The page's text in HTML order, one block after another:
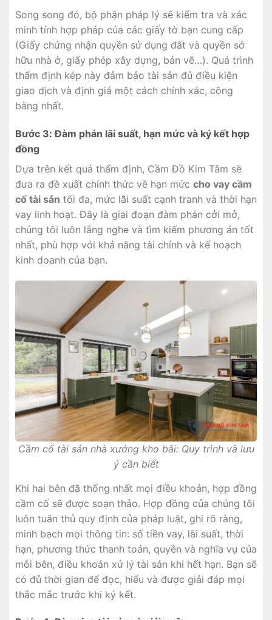
Song song đó, bộ phận pháp lý sẽ kiểm tra và xác
minh tính hợp pháp của các giấy tờ bạn cung cấp
(Giấy chứng nhận quyền sử dụng đất và quyền sở
hữu nhà ở, giấy phép xây dựng, bản vẽ…). Quá trình
thẩm định kép này đảm bảo tài sản đủ điều kiện
giao dịch và định giá một cách chính xác, công
bằng nhất.
Bước 3: Đàm phán lãi suất, hạn mức và ký kết hợp
đồng
Dựa trên kết quả thẩm định, Cầm Đồ Kim Tâm sẽ
đưa ra đề xuất chính thức về hạn mức cho vay cầm
cố tài sản tối đa, mức lãi suất cạnh tranh và thời hạn
vay linh hoạt. Đây là giai đoạn đàm phán cởi mở,
chúng tôi luôn lắng nghe và tìm kiếm phương án tốt
nhất, phù hợp với khả năng tài chính và kế hoạch
kinh doanh của bạn.
Cầm cố tài sản nhà xưởng kho bãi: Quy trình và lưu
ý cần biết
Khi hai bên đã thống nhất mọi điều khoản, hợp đồng
cầm cố sẽ được soạn thảo. Hợp đồng của chúng tôi
luôn tuân thủ quy định của pháp luật, ghi rõ ràng,
minh bạch mọi thông tin: số tiền vay, lãi suất, thời
hạn, phương thức thanh toán, quyền và nghĩa vụ của
mỗi bên, điều khoản xử lý tài sản khi hết hạn. Bạn sẽ
có đủ thời gian để đọc, hiểu và được giải đáp mọi
thắc mắc trước khi ký kết.